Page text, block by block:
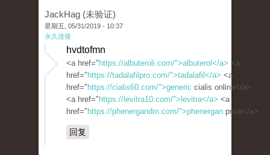
JackHag (未验证)
星期五, 05/31/2019 - 10:37
永久连接
hvdtofmn
<a href=" https://albuteroli.com/">albuterol</a> <a
href=" https://tadalafilpro.com/">tadalafil</a> <a
href=" https://cialis60.com/">generic cialis online</a>
<a href=" https://levitra10.com/">levitra</a> <a
href=" https://phenergandm.com/">phenergan price</a>
回复